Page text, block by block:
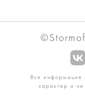
Вся информация
характер и